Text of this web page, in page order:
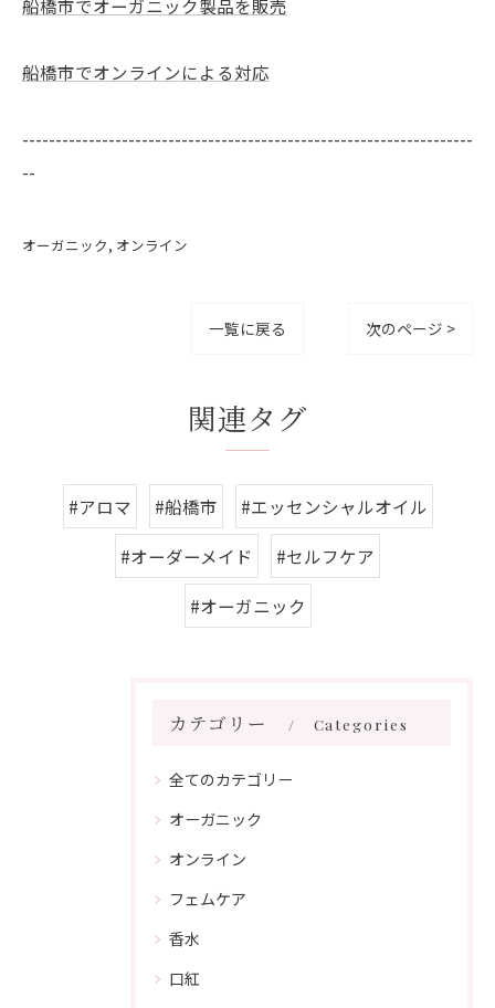
船橋市でオーガニック製品を販売
船橋市でオンラインによる対応
--------------------------------------------------------------------
--
オーガニック オンライン
一覧に戻る 次のページ >
関連タグ
#アロマ #船橋市 #エッセンシャルオイル
#オーダーメイド #セルフケア
#オーガニック
カテゴリー Categories
全てのカテゴリー
オーガニック
オンライン
フェムケア
香水
口紅